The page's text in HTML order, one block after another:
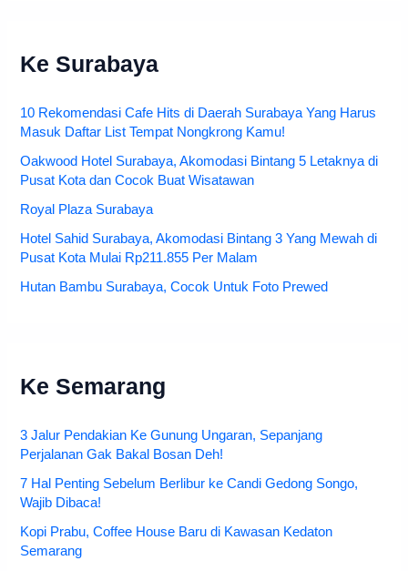
Ke Surabaya
10 Rekomendasi Cafe Hits di Daerah Surabaya Yang Harus
Masuk Daftar List Tempat Nongkrong Kamu!
Oakwood Hotel Surabaya, Akomodasi Bintang 5 Letaknya di
Pusat Kota dan Cocok Buat Wisatawan
Royal Plaza Surabaya
Hotel Sahid Surabaya, Akomodasi Bintang 3 Yang Mewah di
Pusat Kota Mulai Rp211.855 Per Malam
Hutan Bambu Surabaya, Cocok Untuk Foto Prewed
Ke Semarang
3 Jalur Pendakian Ke Gunung Ungaran, Sepanjang
Perjalanan Gak Bakal Bosan Deh!
7 Hal Penting Sebelum Berlibur ke Candi Gedong Songo,
Wajib Dibaca!
Kopi Prabu, Coffee House Baru di Kawasan Kedaton
Semarang